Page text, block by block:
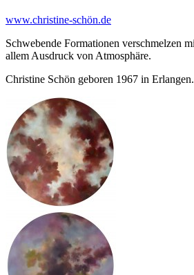
www.christine-schön.de
Schwebende Formationen verschmelzen
allem Ausdruck von Atmosphäre.
Christine Schön geboren 1967 in